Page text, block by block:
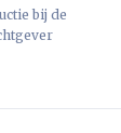
bij de